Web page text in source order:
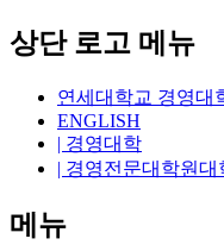
상단 로고 메뉴
연세대학교 경영대
ENGLISH
| 경영대학
| 경영전문대학원대
메뉴